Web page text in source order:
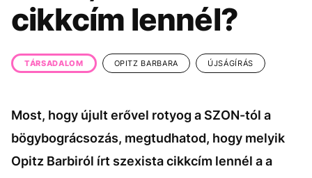
KÖZÉLET
ÉLETMÓD DESIGN
BESZÉLGETÉSEK ARCOK
GASZTRO
cikkcím lennél?
TÁRSADALOM OPITZ BARBARA ÚJSÁGÍRÁS
Most, hogy újult erővel rotyog a SZON-tól a
bögybográcsozás, megtudhatod, hogy melyik
Opitz Barbiról írt szexista cikkcím lennél a a